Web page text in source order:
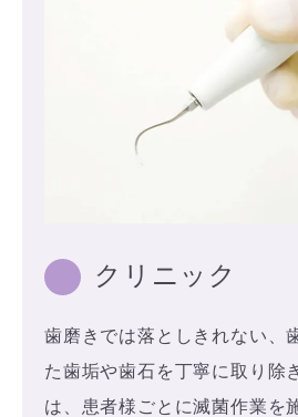
クリニック
歯磨きでは落としきれない、
た歯垢や歯石を丁寧に取り除
は、患者様ごとに滅菌作業を